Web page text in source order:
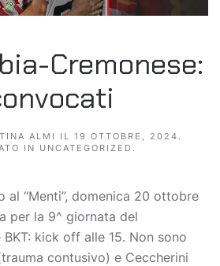
Cremonese:
ALMI IL 19 OTTOBRE, 2024 .
IN UNCATEGORIZED .
al “Menti”, domenica 20 ottobre
per la 9^ giornata del
kick off alle 15. Non sono
contusivo) e Ceccherini